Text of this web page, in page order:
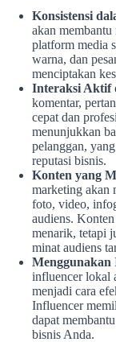
Konsistensi
akan membantu
platform media
warna, dan
menciptakan
Interaksi Aktif
komentar,
cepat dan
menunjukkan
pelanggan,
reputasi bisnis.
Konten yang
marketing akan
foto, video,
audiens.
menarik, tetapi
minat audiens
influencer lokal
menjadi cara
Influencer
dapat
bisnis Anda.